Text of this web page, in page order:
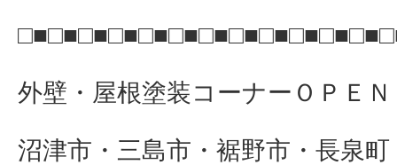
外壁・屋根塗装コーナーＯＰＥ
沼津市・三島市・裾野市・長泉